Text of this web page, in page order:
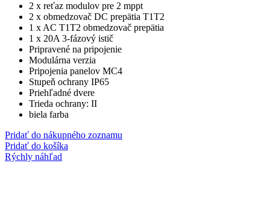
2 x reťaz modulov pre 2 mppt
2 x obmedzovač DC prepätia T1T2
1 x AC T1T2 obmedzovač prepätia
1 x 20A 3-fázový istič
Pripravené na pripojenie
Modulárna verzia
Pripojenia panelov MC4
Stupeň ochrany IP65
Priehľadné dvere
Trieda ochrany: II
biela farba
Pridať do nákupného zoznamu
Pridať do košíka
Rýchly náhľad